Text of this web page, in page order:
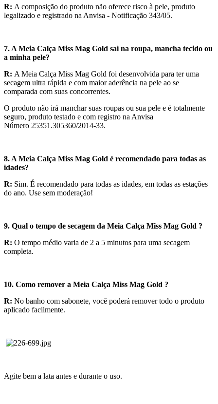
R: A composição do produto não oferece risco à pele, produto
legalizado e registrado na Anvisa - Notificação 343/05.
7. A Meia Calça Miss Mag Gold sai na roupa, mancha tecido ou
a minha pele?
R: A Meia Calça Miss Mag Gold foi desenvolvida para ter uma
secagem ultra rápida e com maior aderência na pele ao se
comparada com suas concorrentes.
O produto não irá manchar suas roupas ou sua pele e é totalmente
seguro, produto testado e com registro na Anvisa
Número 25351.305360/2014-33.
8. A Meia Calça Miss Mag Gold é recomendado para todas as
idades?
R: Sim. É recomendado para todas as idades, em todas as estações
do ano. Use sem moderação!
9. Qual o tempo de secagem da Meia Calça Miss Mag Gold ?
R: O tempo médio varia de 2 a 5 minutos para uma secagem
completa.
10. Como remover a Meia Calça Miss Mag Gold ?
R: No banho com sabonete, você poderá remover todo o produto
aplicado facilmente.
Agite bem a lata antes e durante o uso.